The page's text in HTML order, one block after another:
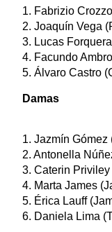
1. Fabrizio
2. Joaquín Vega
3. Lucas Forquera
4. Facundo
5. Álvaro Castro
Damas
1. Jazmín Gómez
2. Antonella
3. Caterin
4. Marta James
5. Érica Lauff
6. Daniela Lima